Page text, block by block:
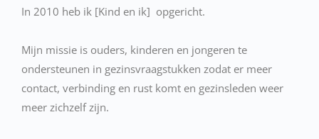
In 2010 heb ik [Kind en ik] opgericht.
Mijn missie is ouders, kinderen en jongeren te
ondersteunen in gezinsvraagstukken zodat er meer
contact, verbinding en rust komt en gezinsleden weer
meer zichzelf zijn.